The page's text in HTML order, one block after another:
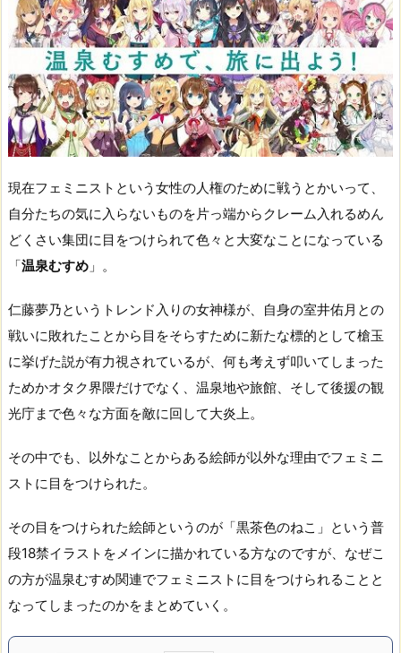
現在フェミニストという女性の人権のために戦うとかいって、
自分たちの気に入らないものを片っ端からクレーム入れるめん
どくさい集団に目をつけられて色々と大変なことになっている
「温泉むすめ 」。
仁藤夢乃というトレンド入りの女神様が、自身の室井佑月との
戦いに敗れたことから目をそらすために新たな標的として槍玉
に挙げた説が有力視されているが、何も考えず叩いてしまった
ためかオタク界隈だけでなく、温泉地や旅館、そして後援の観
光庁まで色々な方面を敵に回して大炎上。
その中でも、以外なことからある絵師が以外な理由でフェミニ
ストに目をつけられた。
その目をつけられた絵師というのが「黒茶色のねこ」という普
段18禁イラストをメインに描かれている方なのですが、なぜこ
の方が温泉むすめ関連でフェミニストに目をつけられることと
なってしまったのかをまとめていく。